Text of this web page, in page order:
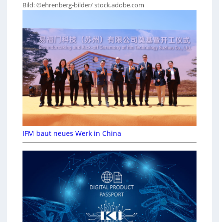
Bild: ©ehrenberg-bilder/ stock.adobe.com
IFM baut neues Werk in China